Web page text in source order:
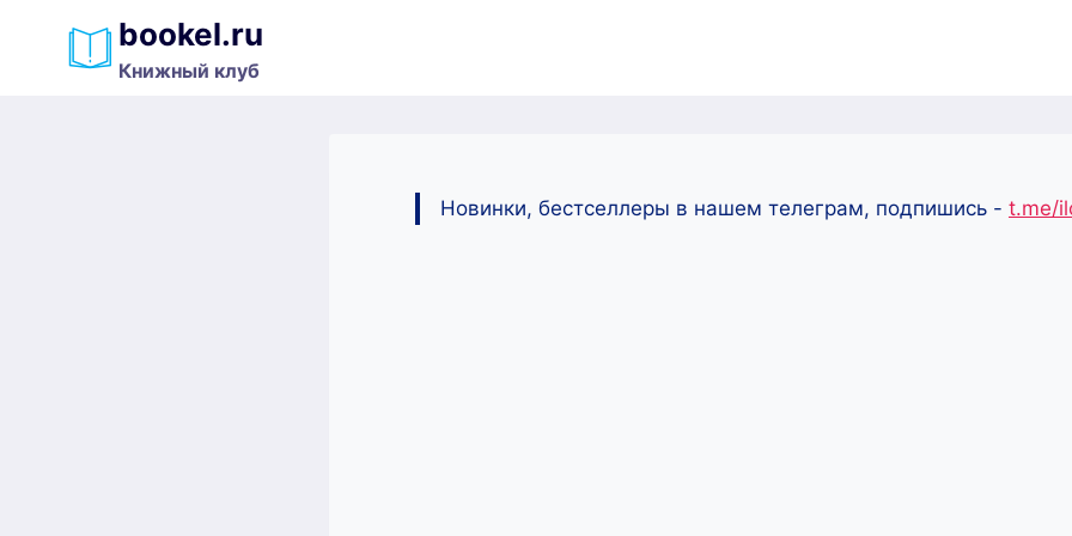
содержимому
bookel.ru
Книжный клуб
Новинки, бестселлеры в нашем телеграм, подпишись - t.me/